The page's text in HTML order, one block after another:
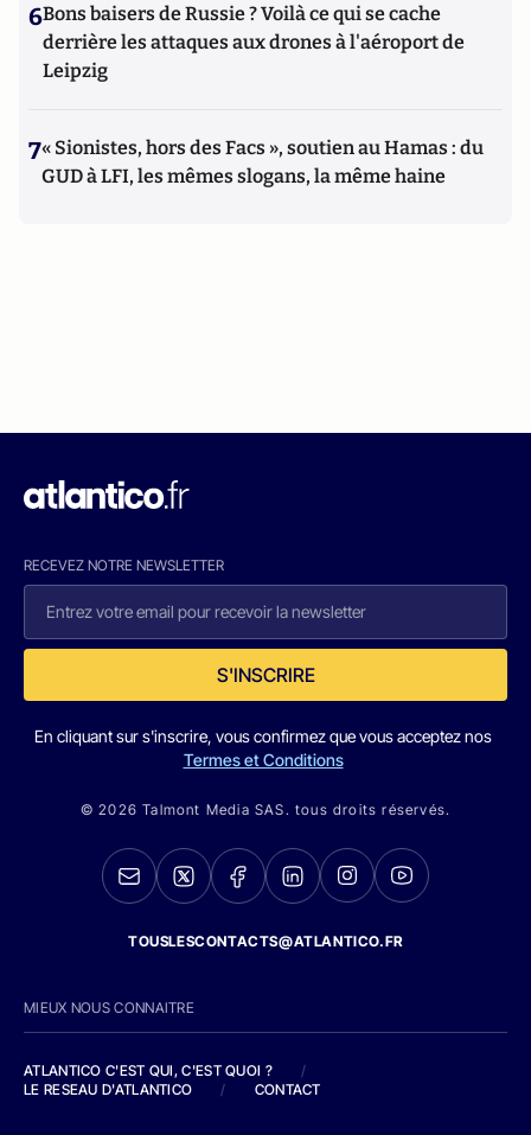
6Bons baisers de Russie ? Voilà ce qui se cache
derrière les attaques aux drones à l'aéroport de
Leipzig
7« Sionistes, hors des Facs », soutien au Hamas : du
GUD à LFI, les mêmes slogans, la même haine
RECEVEZ NOTRE NEWSLETTER
S'INSCRIRE
En cliquant sur s'inscrire, vous confirmez que vous acceptez nos
Termes et Conditions
© 2026 Talmont Media SAS. tous droits réservés.
TOUSLESCONTACTS@ATLANTICO.FR
MIEUX NOUS CONNAITRE
ATLANTICO C'EST QUI, C'EST QUOI ?
/
LE RESEAU D'ATLANTICO
/ CONTACT